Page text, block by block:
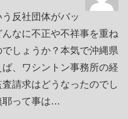
反社団体がバッ
なに不正や不祥事を重ね
しょうか？本気で沖縄県
、ワシントン事務所の経
請求はどうなったのでし
耶って事は…